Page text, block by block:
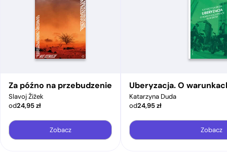
Za późno na przebudzenie
Slavoj Žižek
od24,95zł
Zobacz
Uberyzacja. O
Katarzyna Duda
od24,95zł
Zobacz